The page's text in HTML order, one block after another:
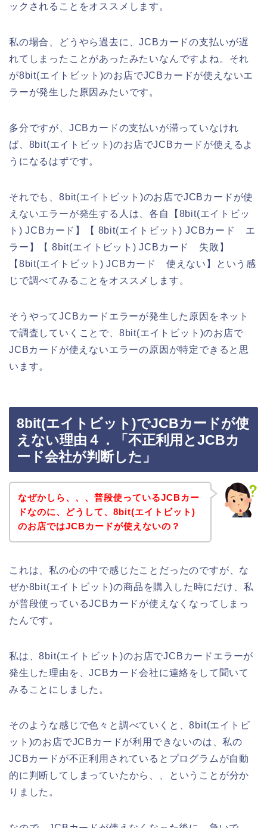
ックされることをオススメします。
私の場合、どうやら過去に、JCBカードの支払いが遅
れてしまったことがあったみたいなんですよね。それ
が8bit(エイトビット)のお店でJCBカードが使えないエ
ラーが発生した原因みたいです。
多分ですが、JCBカードの支払いが滞っていなけれ
ば、8bit(エイトビット)のお店でJCBカードが使えるよ
うになるはずです。
それでも、8bit(エイトビット)のお店でJCBカードが使
えないエラーが発生する人は、各自【8bit(エイトビッ
ト) JCBカード】【 8bit(エイトビット) JCBカード エ
ラー】【 8bit(エイトビット) JCBカード 失敗】
【8bit(エイトビット) JCBカード 使えない】という感
じで調べてみることをオススメします。
そうやってJCBカードエラーが発生した原因をネット
で調査していくことで、8bit(エイトビット)のお店で
JCBカードが使えないエラーの原因が特定できると思
います。
8bit(エイトビット)でJCBカードが使
えない理由４．「不正利用とJCBカ
ード会社が判断した」
なぜかしら、、、普段使っているJCBカー
ドなのに、どうして、8bit(エイトビット)
のお店ではJCBカードが使えないの？
これは、私の心の中で感じたことだったのですが、な
ぜか8bit(エイトビット)の商品を購入した時にだけ、私
が普段使っているJCBカードが使えなくなってしまっ
たんです。
私は、8bit(エイトビット)のお店でJCBカードエラーが
発生した理由を、JCBカード会社に連絡をして聞いて
みることにしました。
そのような感じで色々と調べていくと、8bit(エイトビ
ット)のお店でJCBカードが利用できないのは、私の
JCBカードが不正利用されているとプログラムが自動
的に判断してしまっていたから、、ということが分か
りました。